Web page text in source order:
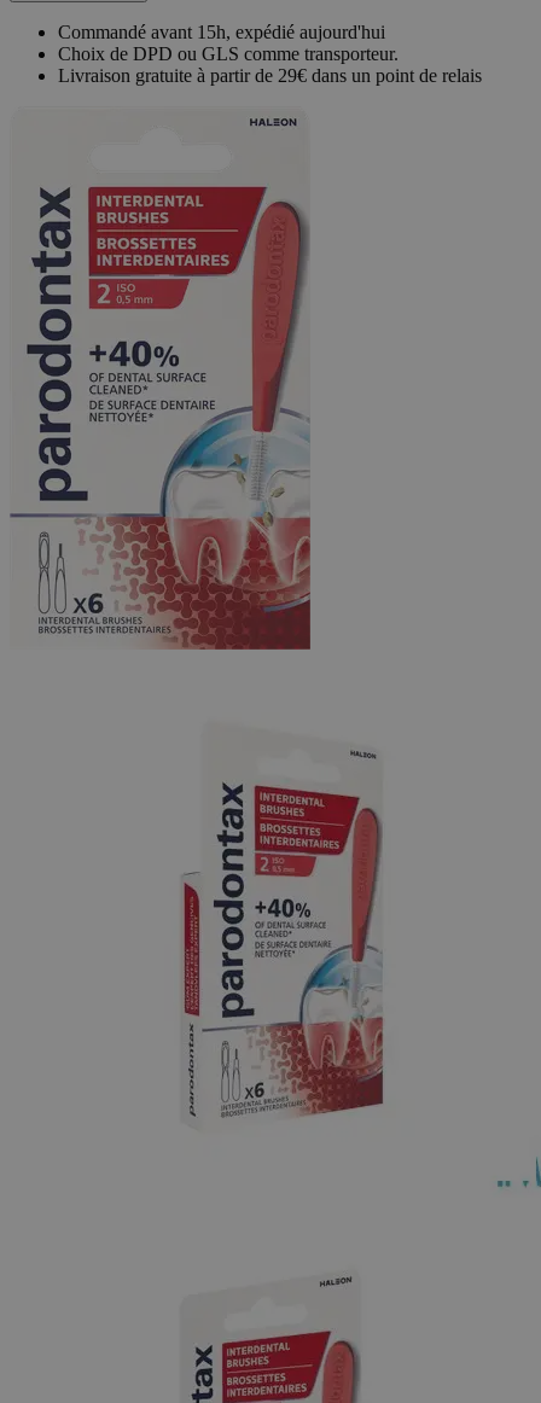
Commandé avant 15h, expédié aujourd'hui
Choix de DPD ou GLS comme transporteur.
Livraison gratuite à partir de 29€ dans un point de relais